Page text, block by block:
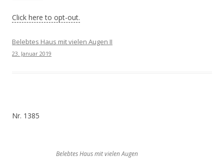
Click here to opt-out.
Belebtes Haus mit vielen Augen II
23. Januar 2019
Nr. 1385
Belebtes Haus mit vielen Augen